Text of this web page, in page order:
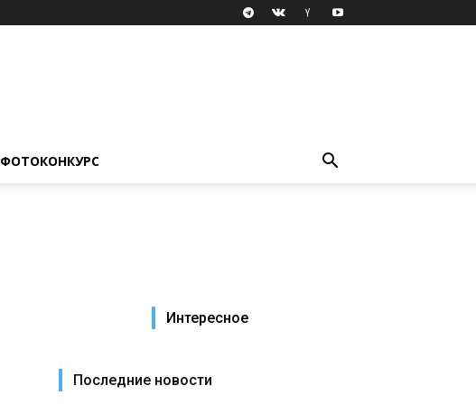
ФОТОКОНКУРС
Интересное
Последние новости